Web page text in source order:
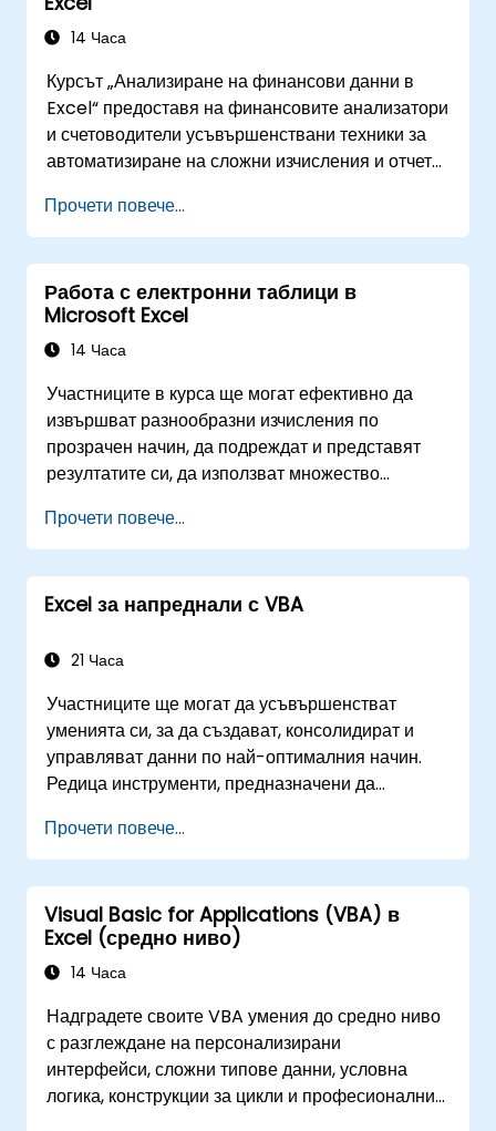
във времето, идентифициране на пазарни
тенденции, изграждане на модели за финансово
аналитичен инструментариум на Excel за
сложни финансови изчисления и отчитане.
14 Часа
Курсът „Анализиране на финансови данни в
Excel“ предоставя на финансовите анализатори
и счетоводители усъвършенствани техники за
автоматизиране на сложни изчисления и отчети.
функции, търсенията INDEX-MATCH, заявките
към бази данни, обобщаващите таблици
(PivotTables), обобщаващите диаграми
(PivotCharts) и интегрирането на външни
данни. Навлиза се в дълбочина в инструменти
като Goal Seek, Solver, Analysis ToolPak и VBA
работни процеси. Помага на
професионалистите да превърнат
необработените цифри в приложими
финансови прозрения и точни прогнози за
стратегическо планиране.
Прочети повече...
Работа с електронни таблици в
Microsoft Excel
14 Часа
Участниците в курса ще могат ефективно да
извършват разнообразни изчисления по
прозрачен начин, да подреждат и представят
резултатите си, да използват множество
създаването на електронни таблици, както и да
защитават изчисленията и резултатите си от
неоторизиран достъп.
Прочети повече...
Excel за напреднали с VBA
21 Часа
Участниците ще могат да усъвършенстват
уменията си, за да създават, консолидират и
управляват данни по най-оптималния начин.
Редица инструменти, предназначени да
намаляват времето за дейности, извършвани
досега, и могат да ви помогнат да проектирате
приложение, което да изпълнява нови задачи.
Прочети повече...
Visual Basic for Applications (VBA) в
Excel (средно ниво)
14 Часа
Надградете своите VBA умения до средно ниво
с разглеждане на персонализирани
интерфейси, сложни типове данни, условна
логика, конструкции за цикли и професионални